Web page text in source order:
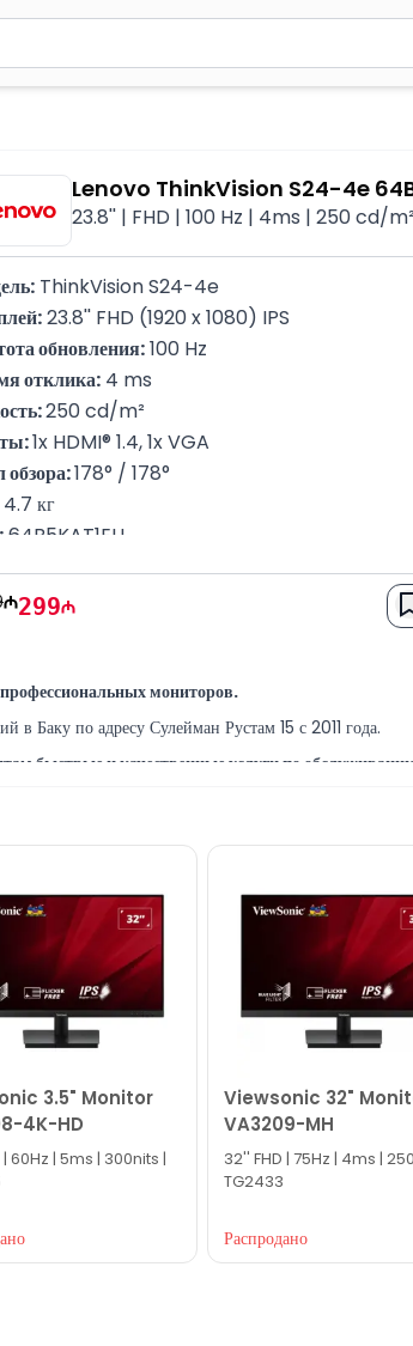
для отправки или используйте стрелки
Lenovo ThinkVision S24-4e
23.8'' | FHD | 100 Hz | 4ms | 250 cd/m²
ThinkVision S24-4e
23.8'' FHD (1920 x 1080) IPS
обновления: 100 Hz
отклика: 4 ms
250 cd/m²
1x HDMI® 1.4, 1x VGA
обзора: 178° / 178°
кг
64B5KAT1EU
12 месяцев
299
мониторов.
Баку по адресу Сулейман Рустам 15 с 2011 года.
быстрые и качественные услуги по
в Баку по выгодной цене за НАЛИЧНЫЙ
связаться с нами через наш сайт.
с 10:00 до 19:00.
3.5" Monitor
4K-HD
| 60Hz | 5ms | 300nits |
Viewsonic 32"
VA3209-MH
32'' FHD | 75Hz | 4ms |
TG2433
Распродано